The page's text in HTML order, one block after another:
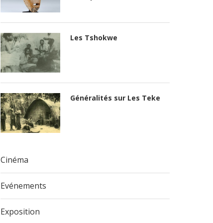
Les Tshokwe
Généralités sur Les Teke
Cinéma
Evénements
Exposition